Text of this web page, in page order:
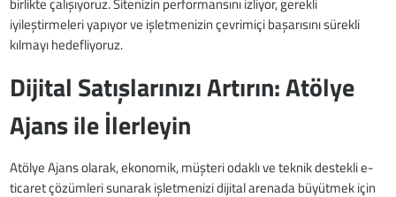
iyileştirmeleri yapıyor ve işletmenizin çevrimiçi başarısını sürekli
kılmayı hedefliyoruz.
Dijital Satışlarınızı Artırın: Atölye
Ajans ile İlerleyin
Atölye Ajans olarak, ekonomik, müşteri odaklı ve teknik destekli e-
ticaret çözümleri sunarak işletmenizi dijital arenada büyütmek için